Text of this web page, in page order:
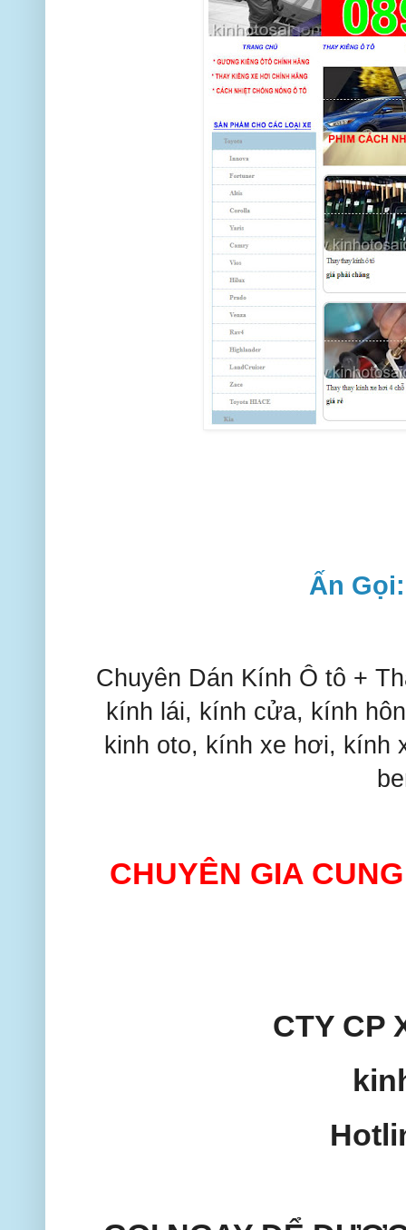
Ấn
Chuyên Dán Kính Ô tô +
kính lái, kính cửa, kính
kinh oto, kính xe hơi, kính
CHUYÊN GIA
CTY CP